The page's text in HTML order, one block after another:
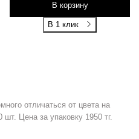
В корзину
В 1 клик
отличаться от цвета на
Цена за упаковку 1950 тг.